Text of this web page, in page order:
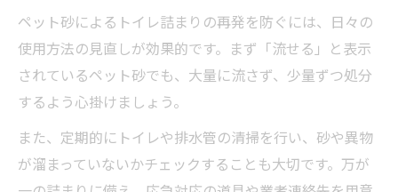
ペット砂によるトイレ詰まりの再発を防ぐには、日々の
使用方法の見直しが効果的です。まず「流せる」と表示
されているペット砂でも、大量に流さず、少量ずつ処分
するよう心掛けましょう。
また、定期的にトイレや排水管の清掃を行い、砂や異物
が溜まっていないかチェックすることも大切です。万が